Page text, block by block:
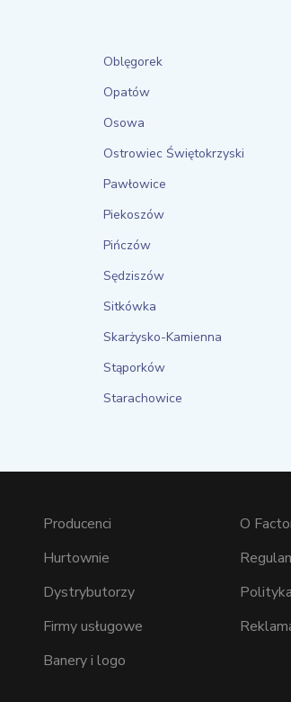
Oblęgorek
Opatów
Osowa
Ostrowiec Świętokrzyski
Pawłowice
Piekoszów
Pińczów
Sędziszów
Sitkówka
Skarżysko-Kamienna
Stąporków
Starachowice
Producenci
Hurtownie
Dystrybutorzy
Firmy usługowe
Banery i logo
O